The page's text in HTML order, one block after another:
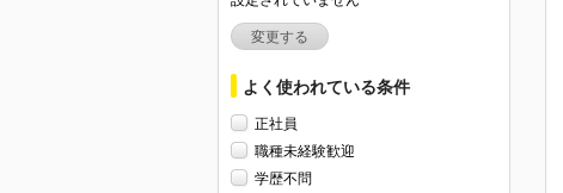
変更する
よく使われている条件
正社員
職種未経験歓迎
学歴不問